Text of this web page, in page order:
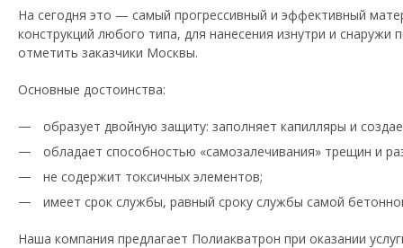
На сегодня это — самый прогрессивный и эффективный
конструкций любого типа, для нанесения изнутри и
отметить заказчики Москвы.
Основные достоинства:
образует двойную защиту: заполняет капилляры и
обладает способностью «самозалечивания» трещин и
не содержит токсичных элементов;
имеет срок службы, равный сроку службы самой
Наша компания предлагает Полиакватрон при оказании